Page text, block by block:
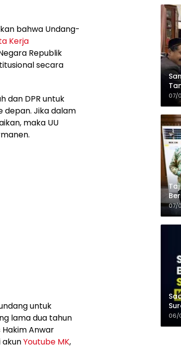
bahwa Undang-
Kerja
Republik
secara
dan DPR untuk
depan. Jika dalam
maka UU
untuk
lama dua tahun
Hakim Anwar
akunYoutube MK,
07/
07/
06/